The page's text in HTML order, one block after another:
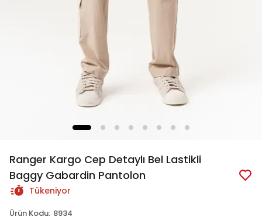
Ranger Kargo Cep Detaylı Bel Lastikli
Baggy Gabardin Pantolon
Tükeniyor
Ürün Kodu: 8934